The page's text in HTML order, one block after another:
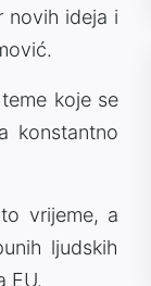
novih ideja i
koje se
konstantno
vrijeme, a
ljudskih
EU.